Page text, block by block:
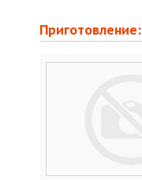
Приготовление: